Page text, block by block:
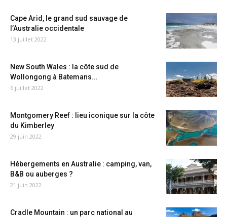
Cape Arid, le grand sud sauvage de
l’Australie occidentale
13 juillet 2022
New South Wales : la côte sud de
Wollongong à Batemans...
6 juillet 2022
Montgomery Reef : lieu iconique sur la côte
du Kimberley
29 juin 2022
Hébergements en Australie : camping, van,
B&B ou auberges ?
21 juin 2022
Cradle Mountain : un parc national au